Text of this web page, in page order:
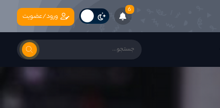
6
ورود/عضویت